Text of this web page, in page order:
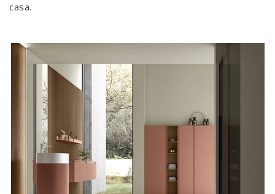
casa.